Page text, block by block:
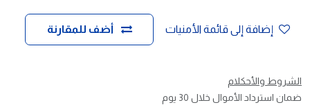
أضف للمقارنة إضافة إلى قائمة الأمنيات
الشروط والأحكلام
ضمان استرداد الأموال خلال 30 يوم